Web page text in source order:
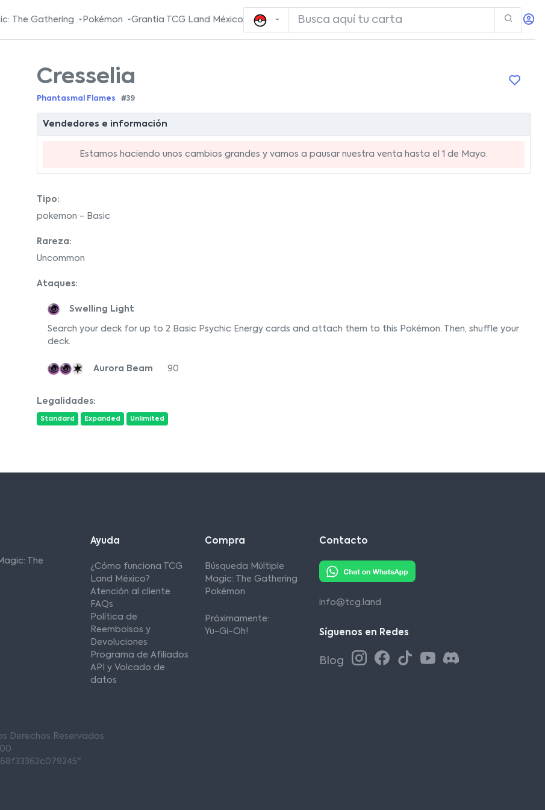
The Gathering Pokémon Grantia TCG Land México
Cresselia
Phantasmal Flames #39
Vendedores e información
Estamos haciendo unos cambios grandes y vamos a pausar nuestra venta hasta el 1 de Mayo.
Tipo:
pokemon - Basic
Rareza:
Uncommon
Ataques:
Swelling Light
Search your deck for up to 2 Basic Psychic Energy cards and attach them to this Pokémon. Then, shuffle your
deck.
Aurora Beam 90
Legalidades:
Standard Expanded Unlimited
The
Ayuda
¿Cómo funciona TCG
Land México?
Atención al cliente
FAQs
Política de
Reembolsos y
Devoluciones
Programa de Afiliados
API y Volcado de
datos
Compra
Búsqueda Múltiple
Magic: The Gathering
Pokémon
Próximamente:
Yu-Gi-Oh!
Contacto
info@tcg.land
Síguenos en Redes
Blog
Derechos Reservados